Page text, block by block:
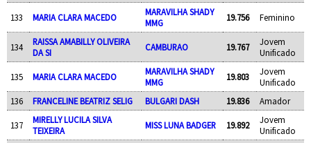
133 MARIA CLARA MACEDO
MARAVILHA SHADY
MMG
19.756 Feminino
134
RAISSA AMABILLY OLIVEIRA
DA SI
CAMBURAO 19.767
Jovem
Unificado
135 MARIA CLARA MACEDO
MARAVILHA SHADY
MMG
19.803
Jovem
Unificado
136
FRANCELINE BEATRIZ SELIG BULGARI DASH 19.836 Amador
137
MIRELLY LUCILA SILVA
TEIXEIRA
MISS LUNA BADGER 19.892
Jovem
Unificado